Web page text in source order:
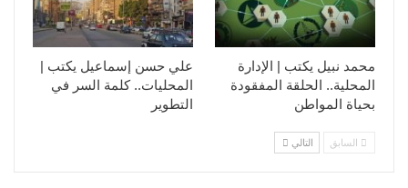
علي حسن إسماعيل يكتب |
المحليات.. كلمة السر في
التطوير​
محمد نبيل يكتب | الإدارة
المحلية.. الحلقة المفقودة
بحياة المواطن
السابق التالي